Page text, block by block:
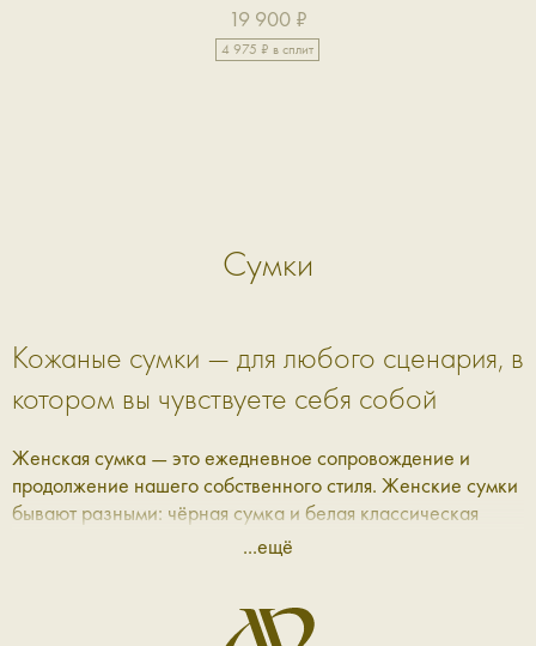
19 900 ₽
4 975 ₽ в сплит
Сумки
Кожаные сумки — для любого сценария, в
котором вы чувствуете себя собой
Женская сумка — это ежедневное сопровождение и
продолжение нашего собственного стиля. Женские сумки
бывают разными: чёрная сумка и белая классическая
сумка, словно нетронутое полотно художника, мягкая
Каждая из них рассказывает свою личную историю и
...ещё